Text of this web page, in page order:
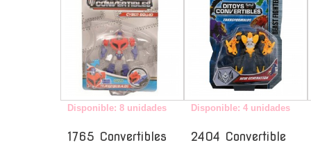
Disponible: 8 unidades
1765 Convertibles
Disponible: 4 unidades
2404 Convertible